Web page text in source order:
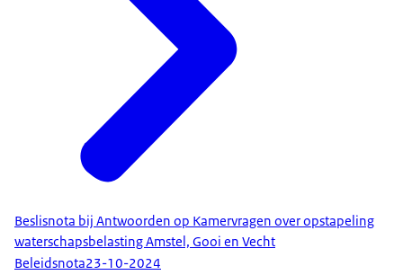
Beslisnota bij Antwoorden op Kamervragen over opstapeling
waterschapsbelasting Amstel, Gooi en Vecht
Beleidsnota23-10-2024